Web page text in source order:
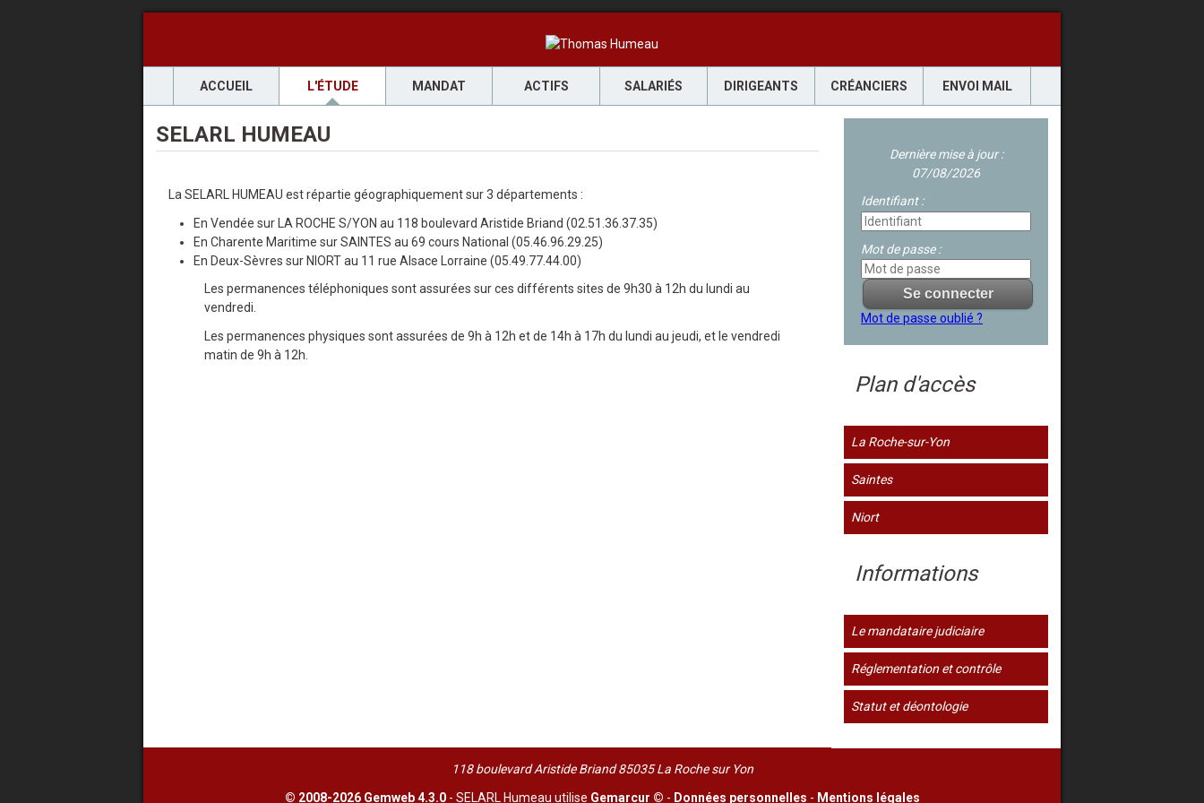
ACCUEIL L'ÉTUDE MANDAT ACTIFS SALARIÉS DIRIGEANTS CRÉANCIERS ENVOI MAIL
Dernière mise à jour :
07/08/2026
Identifiant :
Mot de passe :
Mot de passe oublié ?
Plan d'accès
La Roche-sur-Yon
Saintes
Niort
Informations
Le mandataire judiciaire
Réglementation et contrôle
Statut et déontologie
SELARL HUMEAU
La SELARL HUMEAU est répartie géographiquement sur 3 départements :
En Vendée sur LA ROCHE S/YON au 118 boulevard Aristide Briand (02.51.36.37.35)
En Charente Maritime sur SAINTES au 69 cours National (05.46.96.29.25)
En Deux-Sèvres sur NIORT au 11 rue Alsace Lorraine (05.49.77.44.00)
Les permanences téléphoniques sont assurées sur ces différents sites de 9h30 à 12h du lundi au
vendredi.
Les permanences physiques sont assurées de 9h à 12h et de 14h à 17h du lundi au jeudi, et le vendredi
matin de 9h à 12h.
118 boulevard Aristide Briand 85035 La Roche sur Yon
© 2008-2026 Gemweb 4.3.0- SELARL Humeau utilise Gemarcur © - Données personnelles - Mentions légales